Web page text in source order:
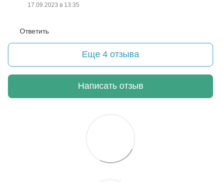
17.09.2023 в 13:35
Ответить
Еще 4 отзыва
Написать отзыв